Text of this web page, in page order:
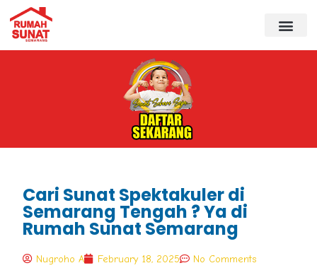
Cari Sunat Spektakuler di
Semarang Tengah ? Ya di
Rumah Sunat Semarang
Nugroho A February 18, 2025 No Comments